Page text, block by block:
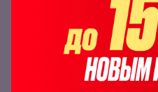
Олимп